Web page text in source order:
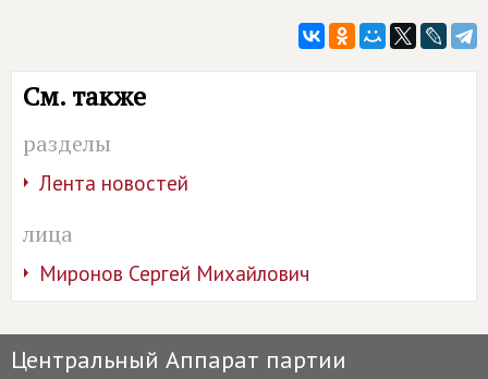
См. также
разделы
Лента новостей
лица
Миронов Сергей Михайлович
Центральный Аппарат партии